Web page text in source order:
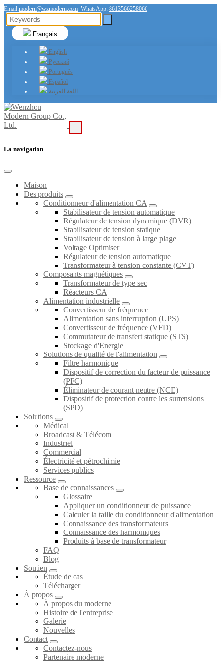
Email:modern@wzmodern.com WhatsApp: 8613566258066
Français
English
Русский
Português
Español
اللغة العربية
La navigation
Maison
Des produits
Conditionneur d'alimentation CA
Stabilisateur de tension automatique
Régulateur de tension dynamique (DVR)
Stabilisateur de tension statique
Stabilisateur de tension à large plage
Voltage Optimiser
Régulateur de tension automatique
Transformateur à tension constante (CVT)
Composants magnétiques
Transformateur de type sec
Réacteurs CA
Alimentation industrielle
Convertisseur de fréquence
Alimentation sans interruption (UPS)
Convertisseur de fréquence (VFD)
Commutateur de transfert statique (STS)
Stockage d'Energie
Solutions de qualité de l'alimentation
Filtre harmonique
Dispositif de correction du facteur de puissance
(PFC)
Éliminateur de courant neutre (NCE)
Dispositif de protection contre les surtensions
(SPD)
Solutions
Médical
Broadcast & Télécom
Industriel
Commercial
Électricité et pétrochimie
Services publics
Ressource
Base de connaissances
Glossaire
Appliquer un conditionneur de puissance
Calculer la taille du conditionneur d'alimentation
Connaissance des transformateurs
Connaissance des harmoniques
Produits à base de transformateur
FAQ
Blog
Soutien
Étude de cas
Télécharger
À propos
À propos du moderne
Histoire de l'entreprise
Galerie
Nouvelles
Contact
Contactez-nous
Partenaire moderne